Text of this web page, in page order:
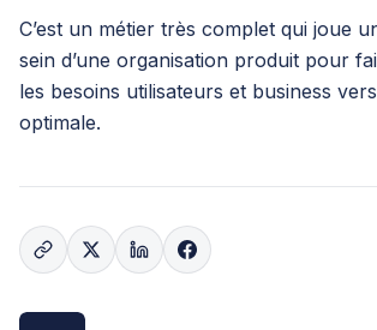
C’est un métier très complet qui joue
sein d’une organisation produit pour
les besoins utilisateurs et business
optimale.